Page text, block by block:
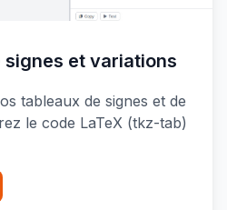
signes et variations
tableaux de signes et de
le code LaTeX (tkz-tab)